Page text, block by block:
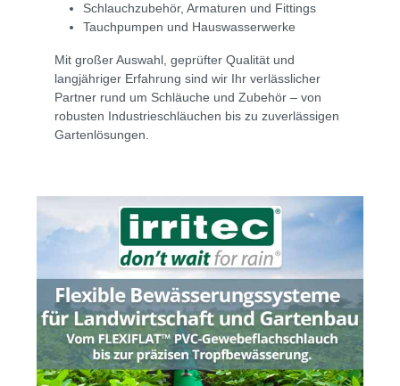
Schlauchzubehör, Armaturen und Fittings
Tauchpumpen und Hauswasserwerke
Mit großer Auswahl, geprüfter Qualität und
langjähriger Erfahrung sind wir Ihr verlässlicher
Partner rund um Schläuche und Zubehör – von
robusten Industrieschläuchen bis zu zuverlässigen
Gartenlösungen.